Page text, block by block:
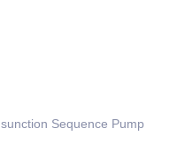
Sequence Pump